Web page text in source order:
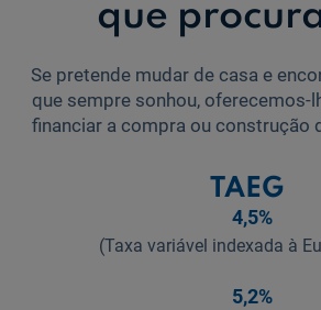
que
Se pretende mudar de casa e
que sempre sonhou, oferecemos-
financiar a compra ou construção
TAEG
4,5%
(Taxa variável indexada à
5,2%